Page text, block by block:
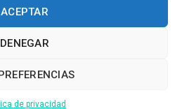
ACEPTAR
DENEGAR
de privacidad